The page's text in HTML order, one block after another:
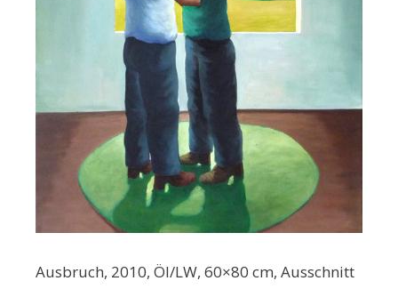
Ausbruch, 2010, Öl/LW, 60×80 cm, Ausschnitt